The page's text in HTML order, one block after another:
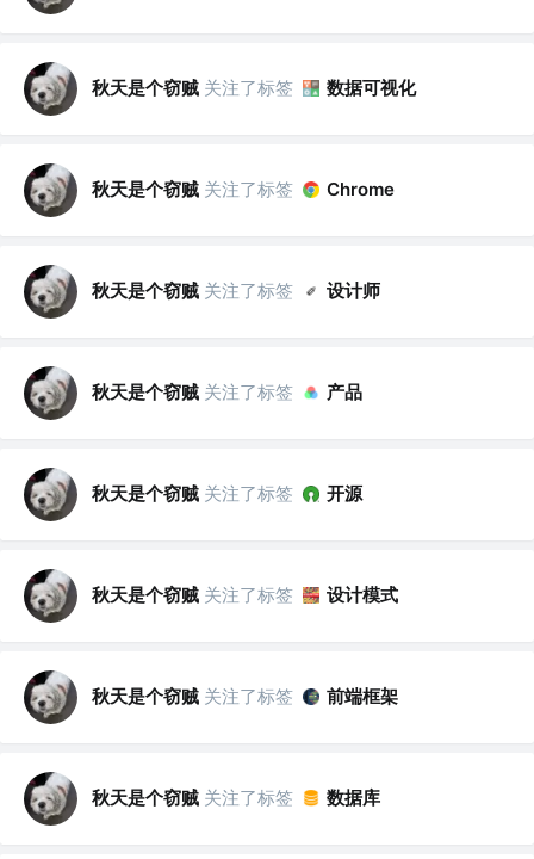
秋天是个窃贼 关注了标签 数据可视化
秋天是个窃贼 关注了标签 Chrome
秋天是个窃贼 关注了标签 设计师
秋天是个窃贼 关注了标签 产品
秋天是个窃贼 关注了标签 开源
秋天是个窃贼 关注了标签 设计模式
秋天是个窃贼 关注了标签 前端框架
秋天是个窃贼 关注了标签 数据库